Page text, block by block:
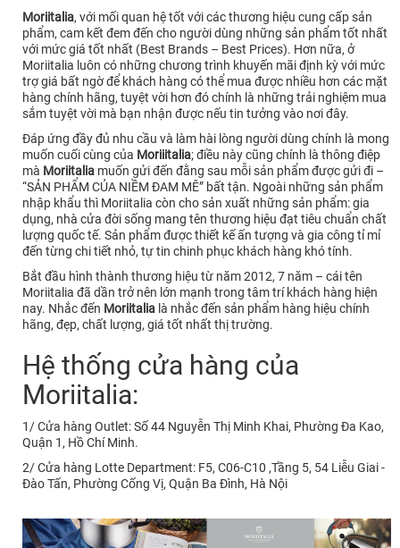
Moriitalia, với mối quan hệ tốt với các thương hiệu cung cấp sản
phẩm, cam kết đem đến cho người dùng những sản phẩm tốt nhất
với mức giá tốt nhất (Best Brands – Best Prices). Hơn nữa, ở
Moriitalia luôn có những chương trình khuyến mãi định kỳ với mức
trợ giá bất ngờ để khách hàng có thể mua được nhiều hơn các mặt
hàng chính hãng, tuyệt vời hơn đó chính là những trải nghiệm mua
sắm tuyệt vời mà bạn nhận được nếu tin tưởng vào nơi đây.
Đáp ứng đầy đủ nhu cầu và làm hài lòng người dùng chính là mong
muốn cuối cùng của Moriiitalia; điều này cũng chính là thông điệp
mà Moriitalia muốn gửi đến đằng sau mỗi sản phẩm được gửi đi –
“SẢN PHẨM CỦA NIỀM ĐAM MÊ” bất tận. Ngoài những sản phẩm
nhập khẩu thì Moriitalia còn cho sản xuất những sản phẩm: gia
dụng, nhà cửa đời sống mang tên thương hiệu đạt tiêu chuẩn chất
lượng quốc tế. Sản phẩm được thiết kế ấn tượng và gia công tỉ mỉ
đến từng chi tiết nhỏ, tự tin chinh phục khách hàng khó tính.
Bắt đầu hình thành thương hiệu từ năm 2012, 7 năm – cái tên
Moriitalia đã dần trở nên lớn mạnh trong tâm trí khách hàng hiện
nay. Nhắc đến Moriitalia là nhắc đến sản phẩm hàng hiệu chính
hãng, đẹp, chất lượng, giá tốt nhất thị trường.
Hệ thống cửa hàng của
Moriitalia:
1/ Cửa hàng Outlet: Số 44 Nguyễn Thị Minh Khai, Phường Đa Kao,
Quận 1, Hồ Chí Minh.
2/ Cửa hàng Lotte Department: F5, C06-C10 ,Tầng 5, 54 Liễu Giai -
Đào Tấn, Phường Cống Vị, Quận Ba Đình, Hà Nội